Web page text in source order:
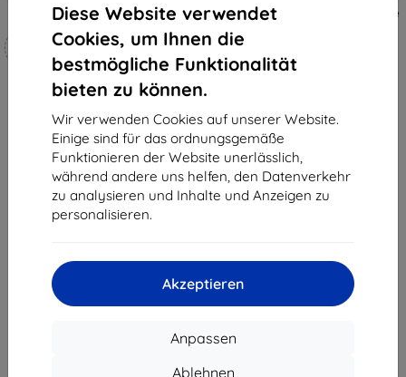
Diese Website verwendet
Cookies, um Ihnen die
bestmögliche Funktionalität
bieten zu können.
Wir verwenden Cookies auf unserer Website.
Einige sind für das ordnungsgemäße
Funktionieren der Website unerlässlich,
während andere uns helfen, den Datenverkehr
zu analysieren und Inhalte und Anzeigen zu
personalisieren.
Akzeptieren
Anpassen
Ablehnen
3mk Hammer Schutzfolie
Maßgeschneidert
hergestellt
19,90 €
17,91 €
Auf Lager 4 Stk.
3mk TechWrap Matte Schutzfolie
für das mittlere Display Kia EV3
47,90 €
43,11 €
vom ganzen6.
«